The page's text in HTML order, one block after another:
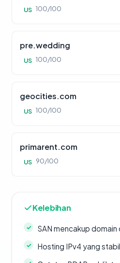
US 100/100
pre.wedding
US 100/100
geocities.com
US 100/100
primarent.com
US 90/100
Kelebihan
SAN mencakup
Hosting IPv4 yang stabil